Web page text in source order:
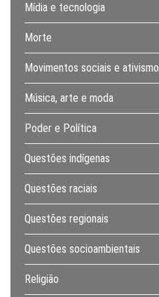
Mídia e tecnologia
Morte
Movimentos sociais e ativismo
Música, arte e moda
Poder e Política
Questões indígenas
Questões raciais
Questões regionais
Questões socioambientais
Religião